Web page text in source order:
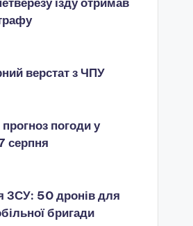
верстат з ЧПУ
погоди у
серпня
ЗСУ: 50 дронів для
бригади